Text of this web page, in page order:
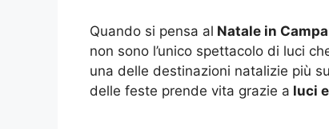
Quando si pensa al Natale in
non sono l’unico spettacolo di luci
una delle destinazioni natalizie più
delle feste prende vita grazie a luci